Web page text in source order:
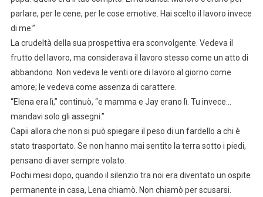
parlare, per le cene, per le cose emotive. Hai scelto il lavoro invece
di me.”
La crudeltà della sua prospettiva era sconvolgente. Vedeva il
frutto del lavoro, ma considerava il lavoro stesso come un atto di
abbandono. Non vedeva le venti ore di lavoro al giorno come
amore; le vedeva come assenza di carattere.
“Elena era lì,” continuò, “e mamma e Jay erano lì. Tu invece…
mandavi solo gli assegni.”
Capii allora che non si può spiegare il peso di un fardello a chi è
stato trasportato. Se non hanno mai sentito la terra sotto i piedi,
pensano di aver sempre volato.
Pochi mesi dopo, quando il silenzio tra noi era diventato un ospite
permanente in casa, Lena chiamò. Non chiamò per scusarsi.